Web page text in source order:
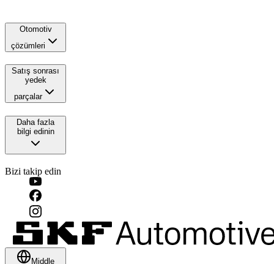
Otomotiv
çözümleri
Satış sonrası
yedek
parçalar
Daha fazla
bilgi edinin
Bizi takip edin
Middle